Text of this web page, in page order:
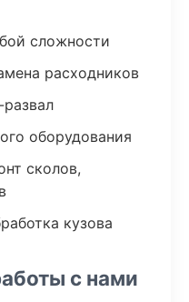
сложности
расходников
оборудования
сколов,
кузова
с нами